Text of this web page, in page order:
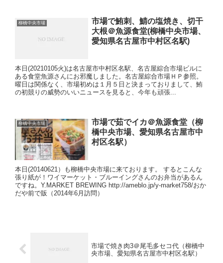
柳橋中央市場
市場で鮪刺、鯖の塩焼き、切干
大根＠魚源食堂(柳橋中央市場、
愛知県名古屋市中村区名駅)
本日(20210105火)は名古屋市中村区名駅、名古屋綜合市場ビルに
ある食堂魚源さんにお邪魔しました。名古屋綜合市場ＨＰ参照。
曜日は関係なく、市場初めは１月５日と決まっておりまして、鮪
の初競りの威勢のいいニュースを見ると、今年も頑張...
柳橋中央市場
市場で茹でイカ＠魚源食堂（柳
橋中央市場、愛知県名古屋市中
村区名駅）
本日(20140621）も柳橋中央市場に来ております。 するとこんな
張り紙が！ワイマーケット・ブルーイングさんのお弁当があるん
ですね。Y.MARKET BREWING http://ameblo.jp/y-market758/おか
だや前で販（2014年6月訪問）
市場で焼き肉3＠尾毛多セコ代（柳橋中
央市場、愛知県名古屋市中村区名駅）